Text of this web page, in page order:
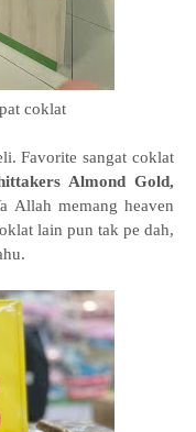
coklat
Favorite sangat coklat
Almond Gold,
Allah memang heaven
lain pun tak pe dah,